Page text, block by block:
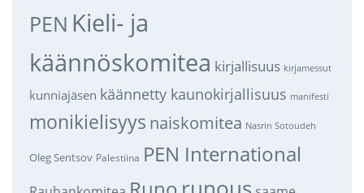
PEN Kieli- ja
käännöskomitea kirjallisuus kirjamessut
kunniajäsen käännetty kaunokirjallisuus manifesti
monikielisyys naiskomitea Nasrin Sotoudeh
Oleg Sentsov Palestiina PEN International